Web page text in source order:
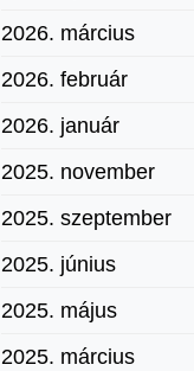
2026. március
2026. február
2026. január
2025. november
2025. szeptember
2025. június
2025. május
2025. március